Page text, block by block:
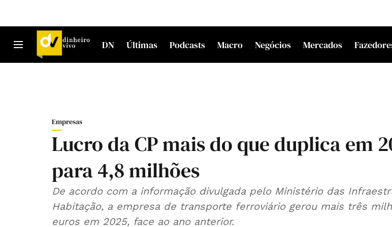
DN Últimas Podcasts Macro Negócios Mercados
Empresas
Lucro da CP mais do que duplica em
para 4,8 milhões
De acordo com a informação divulgada pelo Ministério das
Habitação, a empresa de transporte ferroviário gerou mais três
euros em 2025, face ao ano anterior.